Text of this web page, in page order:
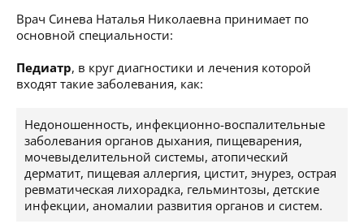
Врач Синева Наталья Николаевна принимает по
основной специальности:
Педиатр, в круг диагностики и лечения которой
входят такие заболевания, как:
Недоношенность, инфекционно-воспалительные
заболевания органов дыхания, пищеварения,
мочевыделительной системы, атопический
дерматит, пищевая аллергия, цистит, энурез, острая
ревматическая лихорадка, гельминтозы, детские
инфекции, аномалии развития органов и систем.